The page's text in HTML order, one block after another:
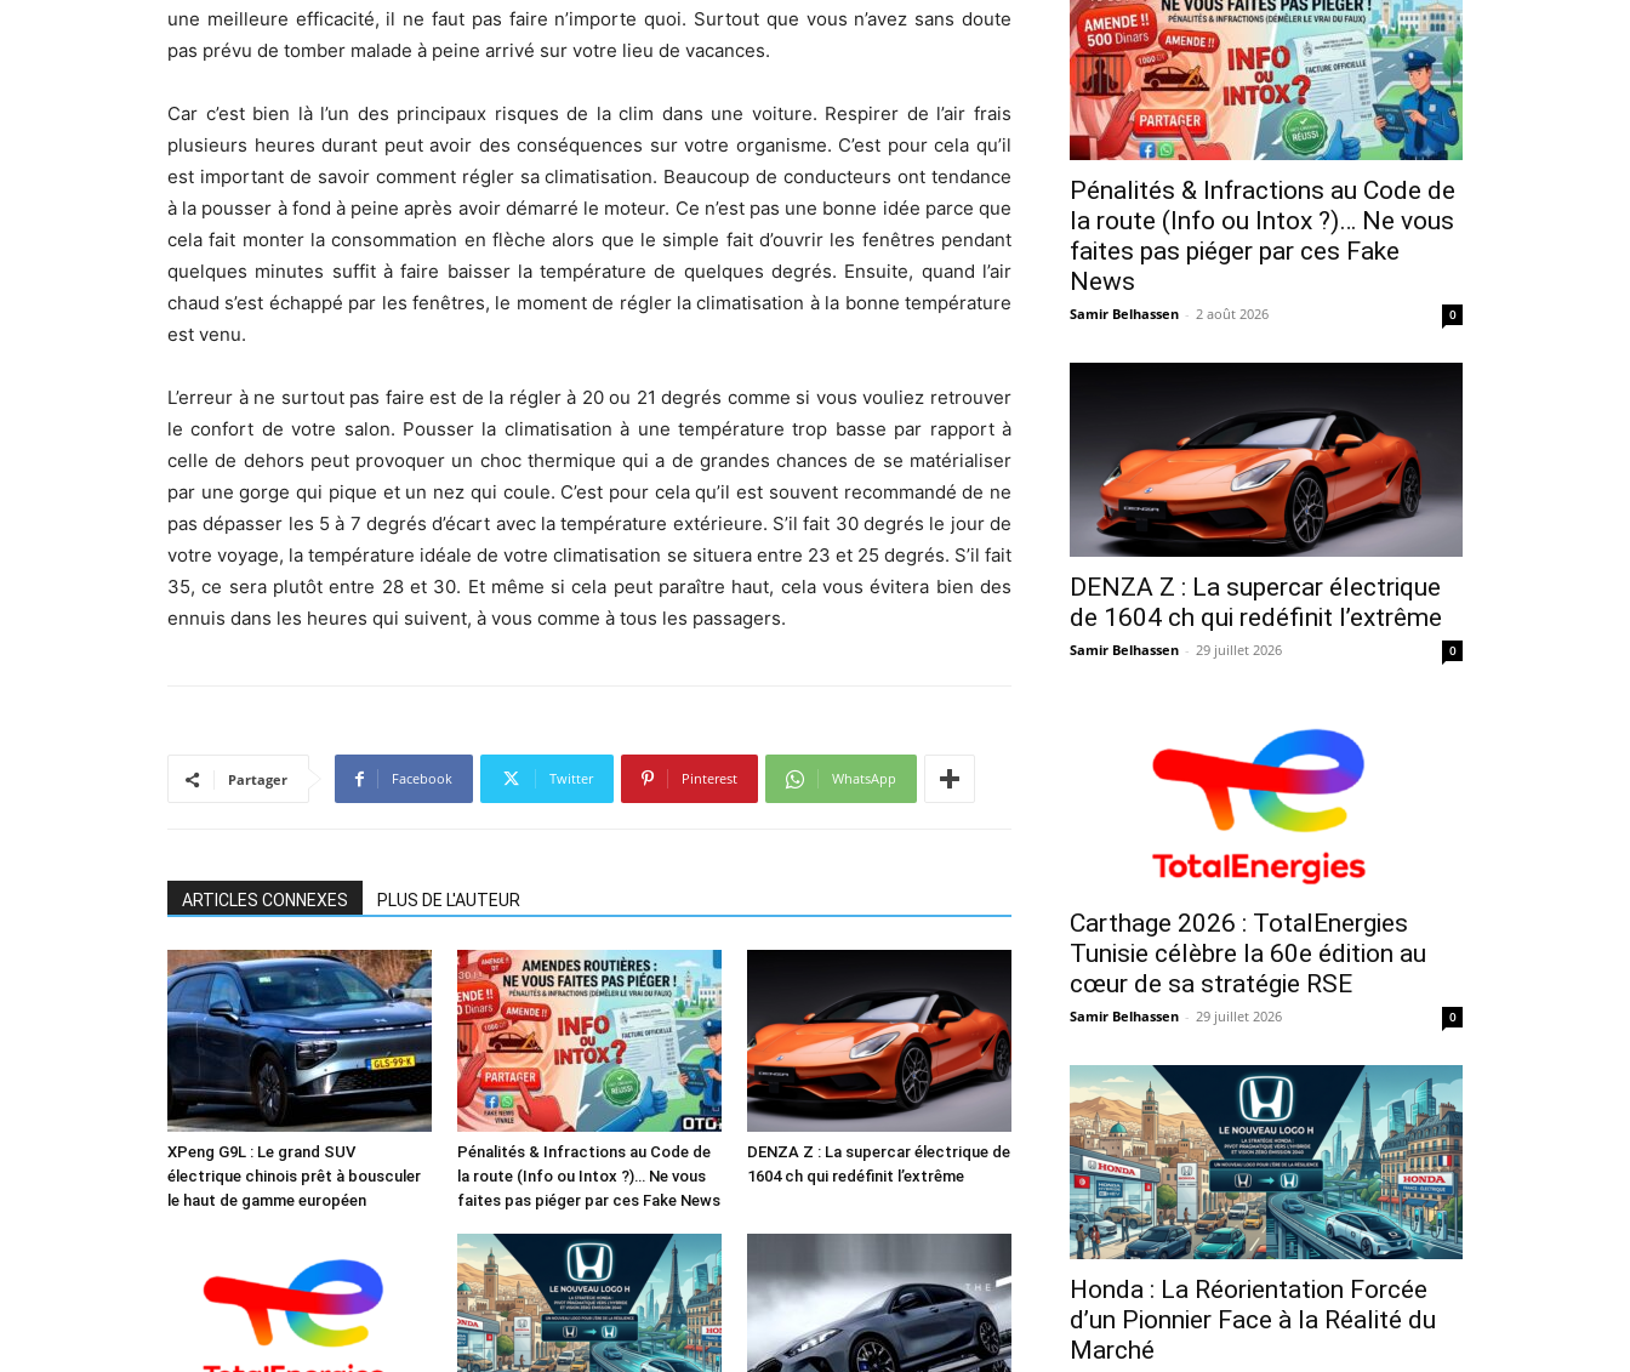
une meilleure efficacité, il ne faut pas faire n’importe quoi. Surtout que vous n’avez sans doute
pas prévu de tomber malade à peine arrivé sur votre lieu de vacances.
Car c’est bien là l’un des principaux risques de la clim dans une voiture. Respirer de l’air frais
plusieurs heures durant peut avoir des conséquences sur votre organisme. C’est pour cela qu’il
est important de savoir comment régler sa climatisation. Beaucoup de conducteurs ont tendance
à la pousser à fond à peine après avoir démarré le moteur. Ce n’est pas une bonne idée parce que
cela fait monter la consommation en flèche alors que le simple fait d’ouvrir les fenêtres pendant
quelques minutes suffit à faire baisser la température de quelques degrés. Ensuite, quand l’air
chaud s’est échappé par les fenêtres, le moment de régler la climatisation à la bonne température
est venu.
L’erreur à ne surtout pas faire est de la régler à 20 ou 21 degrés comme si vous vouliez retrouver
le confort de votre salon. Pousser la climatisation à une température trop basse par rapport à
celle de dehors peut provoquer un choc thermique qui a de grandes chances de se matérialiser
par une gorge qui pique et un nez qui coule. C’est pour cela qu’il est souvent recommandé de ne
pas dépasser les 5 à 7 degrés d’écart avec la température extérieure. S’il fait 30 degrés le jour de
votre voyage, la température idéale de votre climatisation se situera entre 23 et 25 degrés. S’il fait
35, ce sera plutôt entre 28 et 30. Et même si cela peut paraître haut, cela vous évitera bien des
ennuis dans les heures qui suivent, à vous comme à tous les passagers.
Partager Facebook Twitter Pinterest WhatsApp
ARTICLES CONNEXES PLUS DE L'AUTEUR
XPeng G9L : Le grand SUV
électrique chinois prêt à bousculer
le haut de gamme européen
Pénalités & Infractions au Code de
la route (Info ou Intox ?)… Ne vous
faites pas piéger par ces Fake News
DENZA Z : La supercar électrique de
1604 ch qui redéfinit l’extrême
Pénalités & Infractions au Code de
la route (Info ou Intox ?)… Ne vous
faites pas piéger par ces Fake
News
Samir Belhassen - 2 août 2026 0
DENZA Z : La supercar électrique
de 1604 ch qui redéfinit l’extrême
Samir Belhassen - 29 juillet 2026 0
Carthage 2026 : TotalEnergies
Tunisie célèbre la 60e édition au
cœur de sa stratégie RSE
Samir Belhassen - 29 juillet 2026 0
Honda : La Réorientation Forcée
d’un Pionnier Face à la Réalité du
Marché